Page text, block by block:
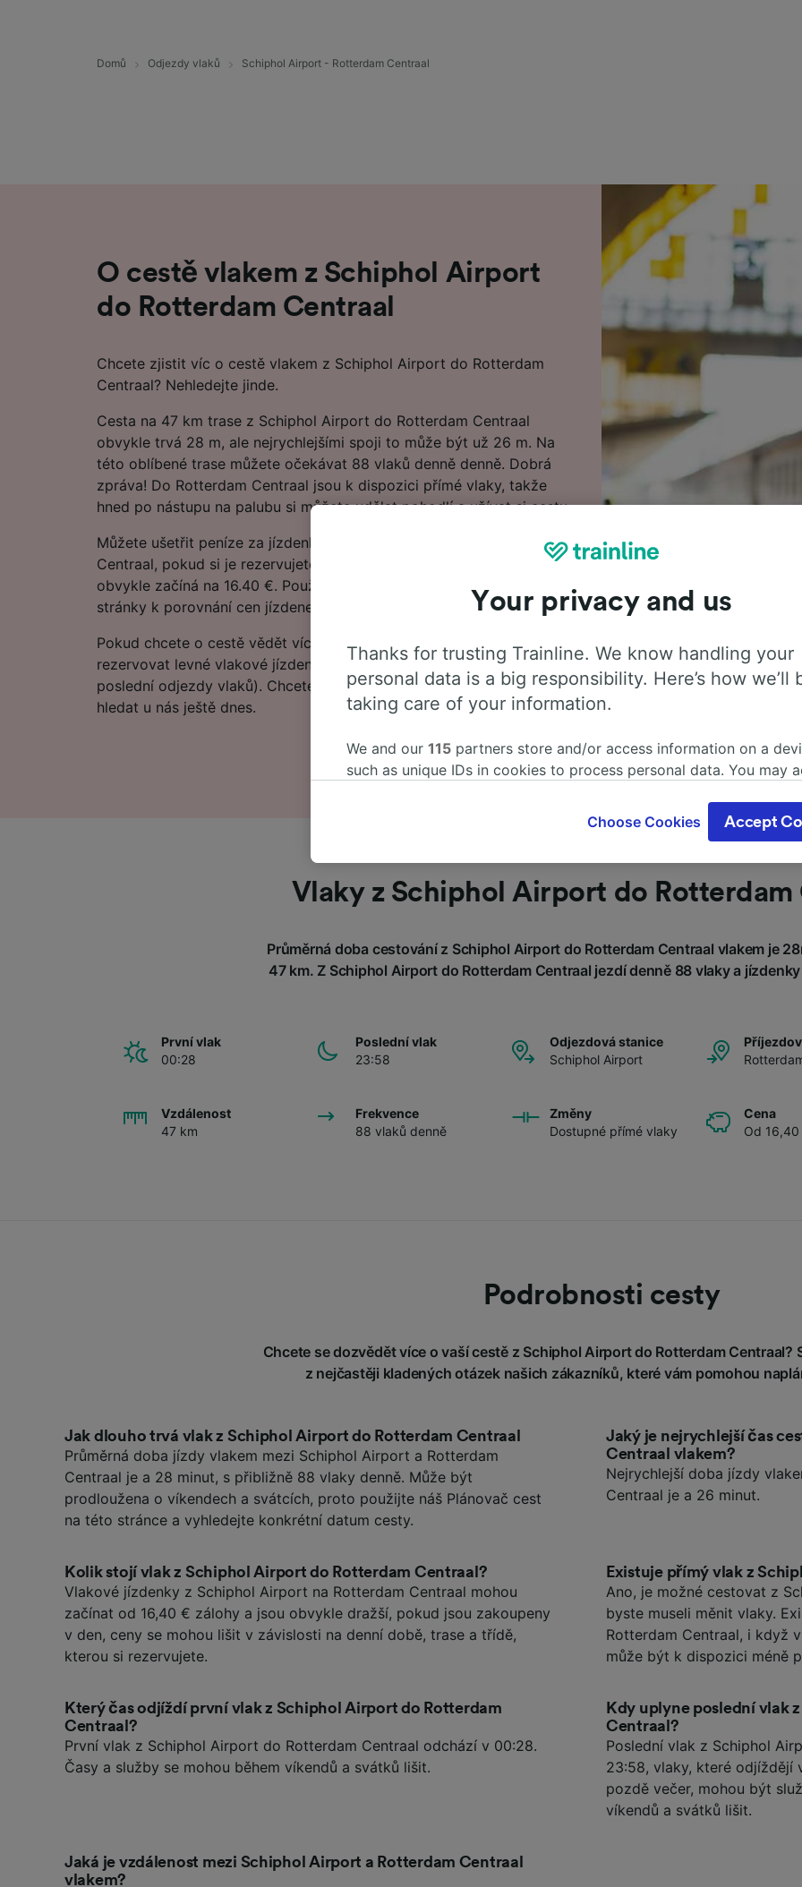
Domů Odjezdy vlaků Schiphol Airport - Rotterdam Centraal
O cestě vlakem z Schiphol Airport
do Rotterdam Centraal
Chcete zjistit víc o cestě vlakem z Schiphol Airport do Rotterdam
Centraal? Nehledejte jinde.
Cesta na 47 km trase z Schiphol Airport do Rotterdam Centraal
obvykle trvá 28 m, ale nejrychlejšími spoji to může být už 26 m. Na
této oblíbené trase můžete očekávat 88 vlaků denně denně. Dobrá
zpráva! Do Rotterdam Centraal jsou k dispozici přímé vlaky, takže
hned po nástupu na palubu si můžete udělat pohodlí a užívat si cestu.
Můžete ušetřit peníze za jízdenky z Schiphol Airport do Rotterdam
Centraal, pokud si je rezervujete s předstihem, protože cena jízdenek
obvykle začíná na 16.40 €. Použijte náš Plánovač cest v horní části
stránky k porovnání cen jízdenek a najděte to nejnižší jízdné.
Pokud chcete o cestě vědět více, podívejte se na jízdní řády, tipy, jak
rezervovat levné vlakové jízdenky, často kladené otázky a první a
poslední odjezdy vlaků). Chcete přejít přímo k rezervaci? Začněte
hledat u nás ještě dnes.
Vlaky z Schiphol Airport do Rotterdam
Průměrná doba cestování z Schiphol Airport do Rotterdam Centraal vlakem je
47 km. Z Schiphol Airport do Rotterdam Centraal jezdí denně 88 vlaky a
První vlak
00:28
Poslední vlak
23:58
Odjezdová stanice
Schiphol Airport
Vzdálenost
47 km
Frekvence
88 vlaků denně
Změny
Dostupné přímé vlaky
Cena
Od
Podrobnosti cesty
Chcete se dozvědět více o vaší cestě z Schiphol Airport do Rotterdam Centraal?
z nejčastěji kladených otázek našich zákazníků, které vám pomohou
Jak dlouho trvá vlak z Schiphol Airport do Rotterdam Centraal
Průměrná doba jízdy vlakem mezi Schiphol Airport a Rotterdam
Centraal je a 28 minut, s přibližně 88 vlaky denně. Může být
prodloužena o víkendech a svátcích, proto použijte náš Plánovač cest
na této stránce a vyhledejte konkrétní datum cesty.
Jaký je nejrychlejší čas
Centraal vlakem?
Nejrychlejší doba jízdy
Centraal je a 26 minut.
Kolik stojí vlak z Schiphol Airport do Rotterdam Centraal?
Vlakové jízdenky z Schiphol Airport na Rotterdam Centraal mohou
začínat od 16,40 € zálohy a jsou obvykle dražší, pokud jsou zakoupeny
v den, ceny se mohou lišit v závislosti na denní době, trase a třídě,
kterou si rezervujete.
Existuje přímý vlak z
Ano, je možné cestovat z
byste museli měnit vlaky.
Rotterdam Centraal, i když
může být k dispozici méně
Který čas odjíždí první vlak z Schiphol Airport do Rotterdam
Centraal?
První vlak z Schiphol Airport do Rotterdam Centraal odchází v 00:28.
Časy a služby se mohou během víkendů a svátků lišit.
Kdy uplyne poslední vlak
Centraal?
Poslední vlak z Schiphol
23:58, vlaky, které odjíždějí
pozdě večer, mohou být
víkendů a svátků lišit.
Jaká je vzdálenost mezi Schiphol Airport a Rotterdam Centraal
vlakem?
Your privacy and us
Thanks for trusting Trainline. We know handling your
personal data is a big responsibility. Here’s how we’ll
taking care of your information.
We and our 115 partners store and/or access information on a
such as unique IDs in cookies to process personal data. You may
where legitimate interest is used, or at any time in the privacy
These choices will be signaled to our partners and will not affect
us not to track you.
identification. Store and/or access information on a device.
advertising and content, advertising and content measurement,
Choose Cookies Accept